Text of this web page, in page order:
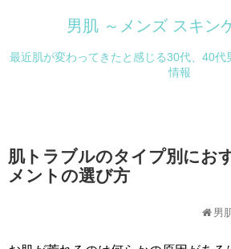
男肌 ～メンズ スキン
最近肌が変わってきたと感じる30代、40代
情報
肌トラブルのタイプ別にお
メントの選び方
男